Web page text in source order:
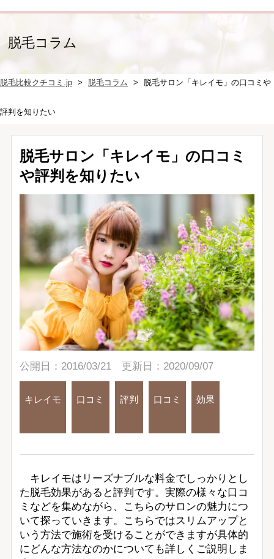
脱毛コラム
脱毛比較クチコミ.jp 脱毛コラム 脱毛サロン「キレイモ」の口コミや
評判を知りたい
脱毛サロン「キレイモ」の口コミ
や評判を知りたい
公開日：2016/03/21 更新日：2020/09/07
キレイモ 口コミ 評判 口コミ 効果
キレイモはリーズナブルな料金でしっかりとし
た脱毛効果があると評判です。実際の様々な口コ
ミなどを集めながら、こちらのサロンの魅力につ
いて探っていきます。こちらではスリムアップと
いう方法で施術を受けることができますが具体的
にどんな方法なのかについても詳しくご説明しま